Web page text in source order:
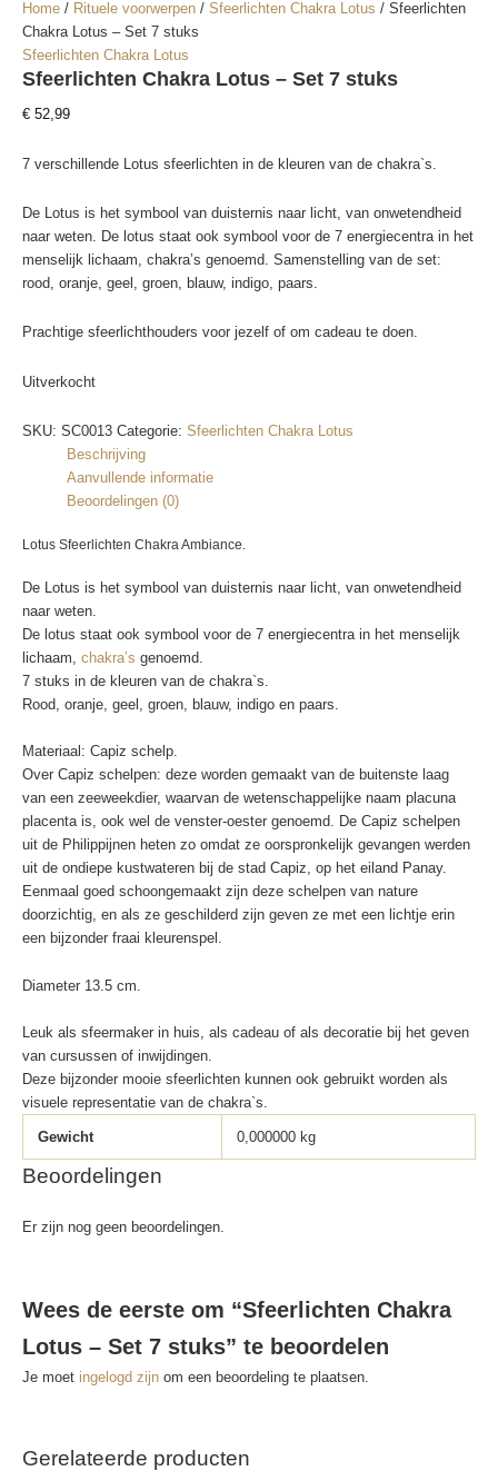
Home / Rituele voorwerpen / Sfeerlichten Chakra Lotus / Sfeerlichten
Chakra Lotus – Set 7 stuks
Sfeerlichten Chakra Lotus
Sfeerlichten Chakra Lotus – Set 7 stuks
€ 52,99
7 verschillende Lotus sfeerlichten in de kleuren van de chakra`s.
De Lotus is het symbool van duisternis naar licht, van onwetendheid
naar weten. De lotus staat ook symbool voor de 7 energiecentra in het
menselijk lichaam, chakra’s genoemd. Samenstelling van de set:
rood, oranje, geel, groen, blauw, indigo, paars.
Prachtige sfeerlichthouders voor jezelf of om cadeau te doen.
Uitverkocht
SKU: SC0013 Categorie: Sfeerlichten Chakra Lotus
Beschrijving
Aanvullende informatie
Beoordelingen (0)
Lotus Sfeerlichten Chakra Ambiance.
De Lotus is het symbool van duisternis naar licht, van onwetendheid
naar weten.
De lotus staat ook symbool voor de 7 energiecentra in het menselijk
lichaam, chakra’s genoemd.
7 stuks in de kleuren van de chakra`s.
Rood, oranje, geel, groen, blauw, indigo en paars.
Materiaal: Capiz schelp.
Over Capiz schelpen: deze worden gemaakt van de buitenste laag
van een zeeweekdier, waarvan de wetenschappelijke naam placuna
placenta is, ook wel de venster-oester genoemd. De Capiz schelpen
uit de Philippijnen heten zo omdat ze oorspronkelijk gevangen werden
uit de ondiepe kustwateren bij de stad Capiz, op het eiland Panay.
Eenmaal goed schoongemaakt zijn deze schelpen van nature
doorzichtig, en als ze geschilderd zijn geven ze met een lichtje erin
een bijzonder fraai kleurenspel.
Diameter 13.5 cm.
Leuk als sfeermaker in huis, als cadeau of als decoratie bij het geven
van cursussen of inwijdingen.
Deze bijzonder mooie sfeerlichten kunnen ook gebruikt worden als
visuele representatie van de chakra`s.
Gewicht 0,000000 kg
Beoordelingen
Er zijn nog geen beoordelingen.
Wees de eerste om “Sfeerlichten Chakra
Lotus – Set 7 stuks” te beoordelen
Je moet ingelogd zijn om een beoordeling te plaatsen.
Gerelateerde producten